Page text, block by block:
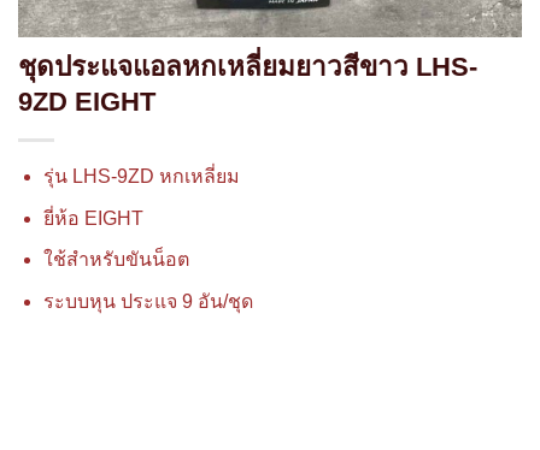
ชุดประแจแอลหกเหลี่ยมยาวสีขาว LHS-
9ZD EIGHT
รุ่น LHS-9ZD หกเหลี่ยม
ยี่ห้อ EIGHT
ใช้สำหรับขันน็อต
ระบบหุน ประแจ 9 อัน/ชุด